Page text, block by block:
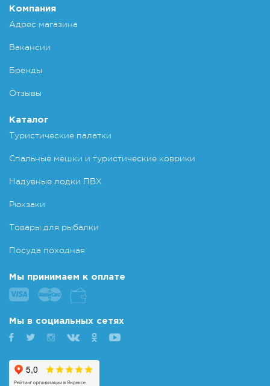
Компания
Адрес магазина
Вакансии
Бренды
Отзывы
Каталог
Туристические палатки
Спальные мешки и туристические коврики
Надувные лодки ПВХ
Рюкзаки
Товары для рыбалки
Посуда походная
Мы принимаем к оплате
Мы в социальных сетях